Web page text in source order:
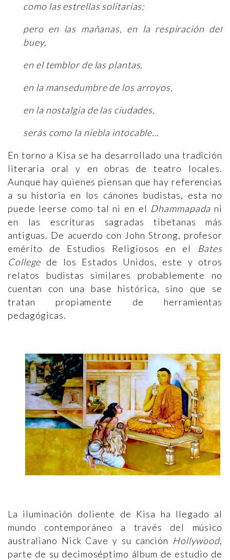
como las estrellas solitarias;
pero en las mañanas, en la respiración del
buey,
en el temblor de las plantas,
en la mansedumbre de los arroyos,
en la nostalgia de las ciudades,
serás como la niebla intocable…
En torno a Kisa se ha desarrollado una tradición
literaria oral y en obras de teatro locales.
Aunque hay quienes piensan que hay referencias
a su historia en los cánones budistas, esta no
puede leerse como tal ni en el Dhammapada ni
en las escrituras sagradas tibetanas más
antiguas. De acuerdo con John Strong, profesor
emérito de Estudios Religiosos en el
Bates
College de los Estados Unidos, este y otros
relatos budistas similares probablemente no
cuentan con una base histórica, sino que se
tratan propiamente de herramientas
pedagógicas.
La iluminación doliente de Kisa ha llegado al
mundo contemporáneo a través del músico
australiano Nick Cave y su canción Hollywood,
parte de su decimoséptimo álbum de estudio de